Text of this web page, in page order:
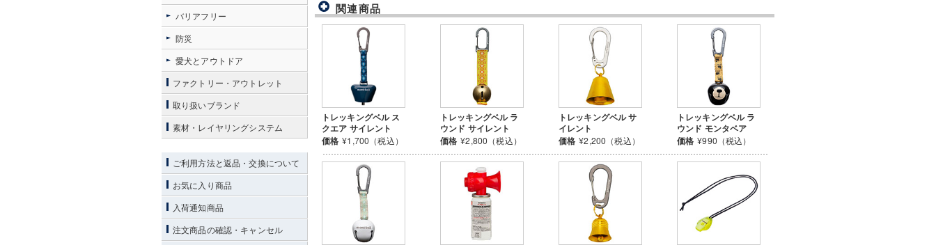
関連商品
トレッキングベル ス
クエア サイレント
価格 ¥1,700（税込）
トレッキングベル ラ
ウンド サイレント
価格 ¥2,800（税込）
トレッキングベル サ
イレント
価格 ¥2,200（税込）
トレッキングベル ラ
ウンド モンタベア
価格 ¥990（税込）
バリアフリー
防災
愛犬とアウトドア
ファクトリー・アウトレット
取り扱いブランド
素材・レイヤリングシステム
ご利用方法と返品・交換について
お気に入り商品
入荷通知商品
注文商品の確認・キャンセル